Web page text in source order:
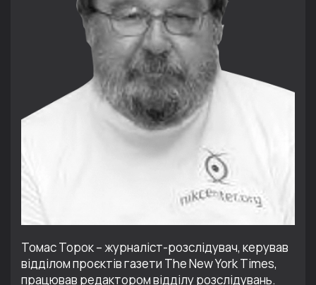
Томас Торок – журналіст-розслідувач, керував
відділом проєктів газети The New York Times,
працював редактором відділу розслідувань.